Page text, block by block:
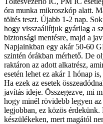
óra munka mikroszkóp alatt.
töltés teszt. Újabb 1-2 nap.
hogy visszaállítjuk gyárilag a
biztonsági mentésre, majd a
Napjainkban egy akár 50-60
szintén órákban mérhető. De
raktáron az adott alkatrész,
esetén lehet ez akár 1 hónap
Ha ezek az esetek
javítás ideje. Összegezve, mi
hogy minél rövidebb legyen
legjobban, ez közös érdekünk.
készülékeken, mert magától